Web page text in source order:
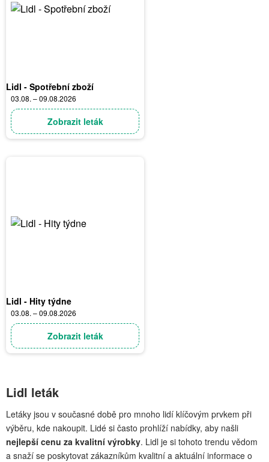
Lidl - Spotřební zboží
03.08. – 09.08.2026
Zobrazit leták
Lidl - Hity týdne
03.08. – 09.08.2026
Zobrazit leták
Lidl leták
Letáky jsou v současné době pro mnoho lidí klíčovým prvkem při
výběru, kde nakoupit. Lidé si často prohlíží nabídky, aby našli
nejlepší cenu za kvalitní výrobky. Lidl je si tohoto trendu vědom
a snaží se poskytovat zákazníkům kvalitní a aktuální informace o